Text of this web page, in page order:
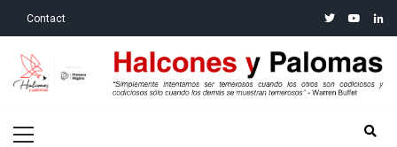
Contact twitteryoutube
Halcones y Palomas
Menu